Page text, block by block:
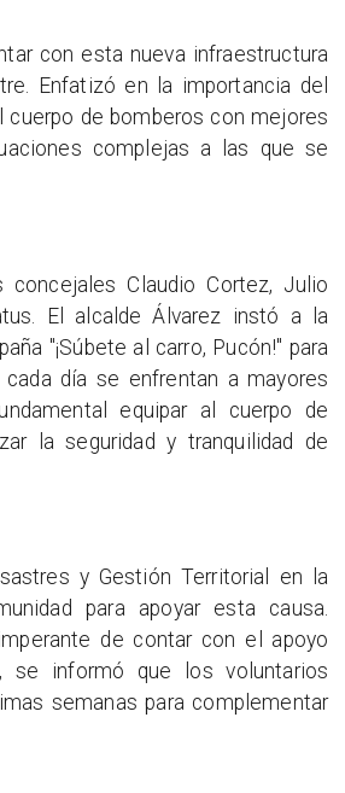
con esta nueva infraestructura
Enfatizó en la importancia del
cuerpo de bomberos con mejores
complejas a las que se
Claudio Cortez, Julio
El alcalde Álvarez instó a la
"¡Súbete al carro, Pucón!" para
día se enfrentan a mayores
equipar al cuerpo de
la seguridad y tranquilidad de
y Gestión Territorial en la
para apoyar esta causa.
de contar con el apoyo
se informó que los voluntarios
semanas para complementar